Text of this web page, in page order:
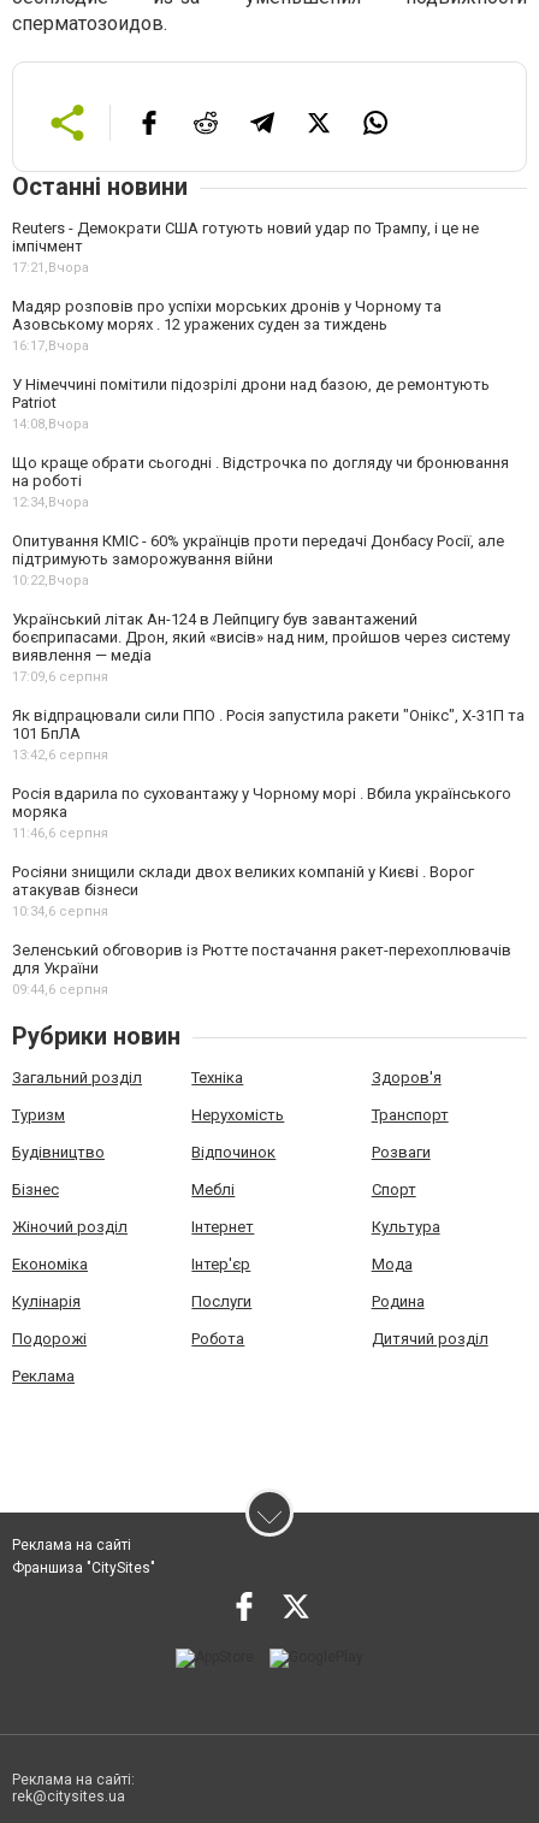
сперматозоидов.
Останні новини
Reuters - Демократи США готують новий удар по Трампу, і це не
імпічмент
17:21,Вчора
Мадяр розповів про успіхи морських дронів у Чорному та
Азовському морях . 12 уражених суден за тиждень
16:17,Вчора
У Німеччині помітили підозрілі дрони над базою, де ремонтують
Patriot
14:08,Вчора
Що краще обрати сьогодні . Відстрочка по догляду чи бронювання
на роботі
12:34,Вчора
Опитування КМІС - 60% українців проти передачі Донбасу Росії, але
підтримують заморожування війни
10:22,Вчора
Український літак Ан-124 в Лейпцигу був завантажений
боєприпасами. Дрон, який «висів» над ним, пройшов через систему
виявлення — медіа
17:09,6 серпня
Як відпрацювали сили ППО . Росія запустила ракети "Онікс", Х-31П та
101 БпЛА
13:42,6 серпня
Росія вдарила по суховантажу у Чорному морі . Вбила українського
моряка
11:46,6 серпня
Росіяни знищили склади двох великих компаній у Києві . Ворог
атакував бізнеси
10:34,6 серпня
Зеленський обговорив із Рютте постачання ракет-перехоплювачів
для України
09:44,6 серпня
Рубрики новин
Загальний розділ Техніка Здоров'я
Туризм Нерухомість Транспорт
Будівництво Відпочинок Розваги
Бізнес Меблі Спорт
Жіночий розділ Інтернет Культура
Економіка Інтер'єр Мода
Кулінарія Послуги Родина
Подорожі Робота Дитячий розділ
Реклама
Реклама на сайті
Франшиза "CitySites"
Реклама на сайті:
rek@citysites.ua